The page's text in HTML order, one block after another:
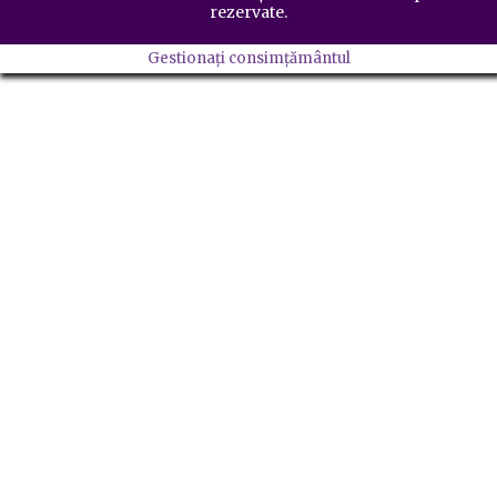
rezervate.
Gestionați consimțământul